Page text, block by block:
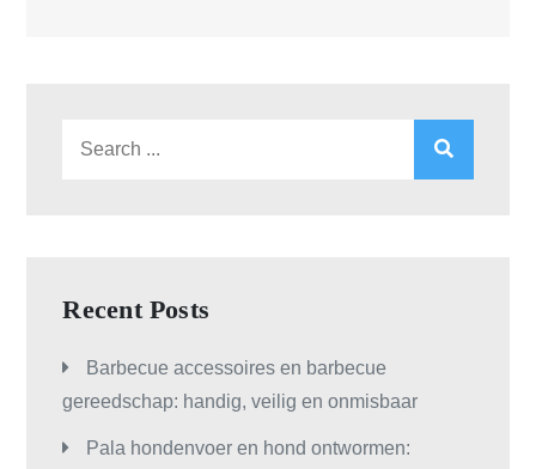
Recent Posts
Barbecue accessoires en barbecue
gereedschap: handig, veilig en onmisbaar
Pala hondenvoer en hond ontwormen: